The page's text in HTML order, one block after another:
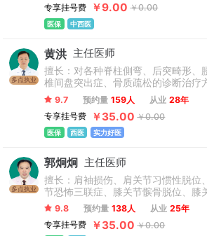
专享挂号费
￥9.00 ￥0.00
医保 中西医
多点执业
黄洪 主任医师
擅长：对各种脊柱側弯、后突畸形、
椎间盘突出症、骨质疏松的诊断治疗
关节创伤、四肢骨与关节损伤修复重
领域有着深入的研究。
9.7 预约量 159人 从业 28年
专享挂号费
￥35.00 ￥0.00
医保 西医 实力好医
多点执业
郭炯炯 主任医师
擅长：肩袖损伤、肩关节习惯性脱位
节恐怖三联症、膝关节髌骨脱位、膝
损伤、膝关节滑膜增生、肩肘膝髋关
等。
9.8 预约量 138人 从业 25年
专享挂号费
￥35.00 ￥0.00